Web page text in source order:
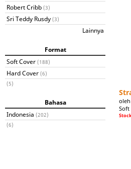
Robert Cribb (3)
Sri Teddy Rusdy (3)
Lainnya
Format
Soft Cover (188)
Hard Cover (6)
(5)
Bahasa
Indonesia (202)
(6)
Soft